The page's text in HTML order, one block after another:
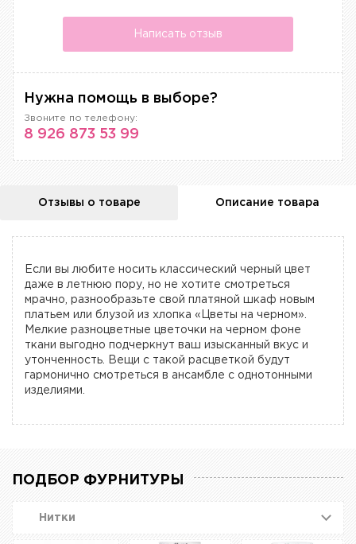
Написать отзыв
Нужна помощь в выборе?
Звоните по телефону:
8 926 873 53 99
Отзывы о товаре Описание товара
Если вы любите носить классический черный цвет
даже в летнюю пору, но не хотите смотреться
мрачно, разнообразьте свой платяной шкаф новым
платьем или блузой из хлопка «Цветы на черном».
Мелкие разноцветные цветочки на черном фоне
ткани выгодно подчеркнут ваш изысканный вкус и
утонченность. Вещи с такой расцветкой будут
гармонично смотреться в ансамбле с однотонными
изделиями.
ПОДБОР ФУРНИТУРЫ
Нитки